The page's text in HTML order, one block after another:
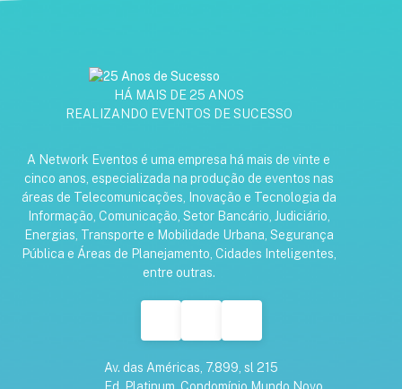
HÁ MAIS DE 25 ANOS
REALIZANDO EVENTOS DE SUCESSO
A Network Eventos é uma empresa há mais de vinte e
cinco anos, especializada na produção de eventos nas
áreas de Telecomunicações, Inovação e Tecnologia da
Informação, Comunicação, Setor Bancário, Judiciário,
Energias, Transporte e Mobilidade Urbana, Segurança
Pública e Áreas de Planejamento, Cidades Inteligentes,
entre outras.
Av. das Américas, 7.899, sl 215